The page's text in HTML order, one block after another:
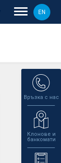
EN
Връзка с нас
Клонове и
банкомати